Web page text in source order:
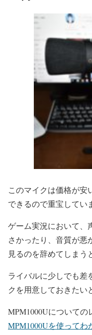
このマイクは価格が安
できるので重宝してい
ゲーム実況において、
さかったり、音質が悪
見るのを辞めてしまう
ライバルに少しでも差
クを用意しておきたい
MPM1000Uについての
MPM1000Uを使ってわ